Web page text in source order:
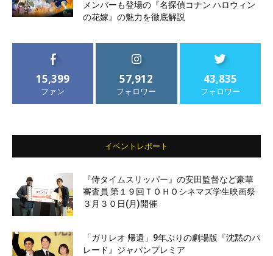
メンバーも登場の『名探偵コナン ハロウィン
の花嫁』の魅力を徹底解説
15,399
ファン
57,912
フォロワー
43,835
フォロワー
イベントレポート
『侍タイムスリッパー』の安田監督など豪華
審査員 第１９回ＴＯＨＯシネマズ学生映画祭
３月３０日(月)開催
「ガリレオ 帰還」9年ぶりの劇場版『沈黙のパ
レード』ジャパンプレミア